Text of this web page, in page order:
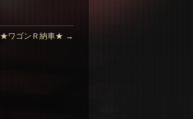
★ワゴンＲ納車★ →